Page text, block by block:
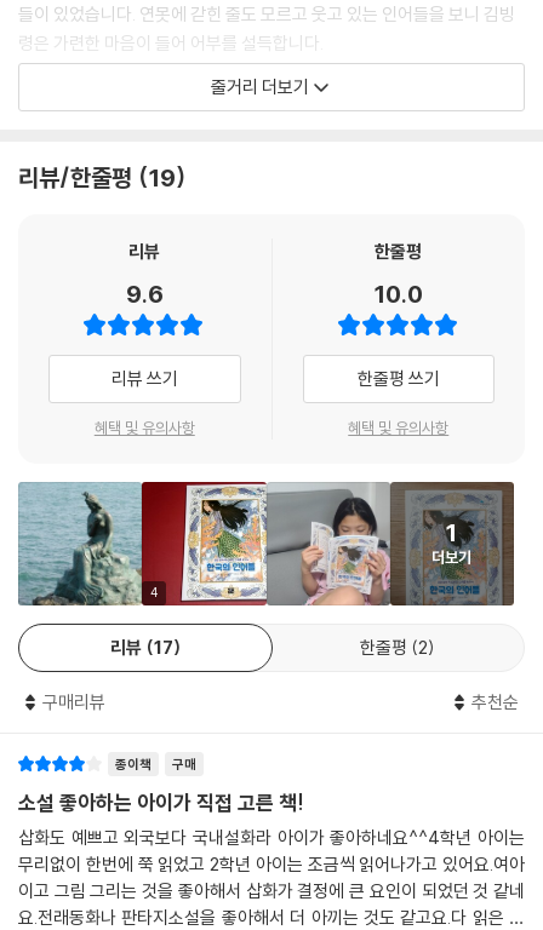
들이 있었습니다. 연못에 갇힌 줄도 모르고 웃고 있는 인어들을 보니 김빙
령은 가련한 마음이 들어 어부를 설득합니다.
2. 거문도 | 신지께가 된 은갈치
때는 지느러미로 헤엄치지 말고 꼬리로 걸으라고 말합니다.
3. 도초도 | 인어를 구한 명씨
니다. 인어를 바다로 돌려보내 준 명씨, 그리고 얼마 후 명씨는 부둣가를 걷
다가 일전의 인어를 다시 만나게 됩니다.
4. 부산 | 동백섬 인어 공주 황옥
동백꽃이 화사하게 피는 섬에는 황금알에서 태어난 왕이 살았습니다. 왕은
있는 나란다 나라에도 아름다운 공주가 살고 있었습니다.
5. 『해동역사』 | 고구려 여인 인어
아주 먼 옛날 사도라는 남자가 배를 타고 고구려에 가고 있었습니다. 남자
는 바닷가에서 한 여인이 홀로 앉아 있는 것을 보았습니다. 흑단처럼 검은
머리카락을 길게 늘어뜨린 여인의 팔꿈치에 희미한 붉은 지느러미가 나 있
었습니다.
6. 울산 | 춘도의 인어 공주
놀라운 것이 잡혔습니다. 초록색 비늘이 달려 있고 상반신은 사람인 인어
였습니다. 어부들은 인어를 잡으면 부자가 된다며 한껏 들떴지만 어부의
생각은 달랐습니다.
7. 제주 | 굼둘애기물의 인어
깊고 깊은 귀덕 앞바다에 귀여운 인어가 살고 있었습니다. 인어는 인간 마
줄거리 더보기
리뷰/한줄평 19
리뷰
9.6
리뷰 쓰기
혜택 및 유의사항
한줄평
10.0
한줄평 쓰기
혜택 및 유의사항
4
1
더보기
리뷰 17 한줄평 2
구매리뷰 추천순
종이책 구매
소설 좋아하는 아이가 직접 고른 책!
삽화도 예쁘고 외국보다 국내설화라 아이가 좋아하네요^^4학년 아이는
무리없이 한번에 쭉 읽었고 2학년 아이는 조금씩 읽어나가고 있어요.여아
이고 그림 그리는 것을 좋아해서 삽화가 결정에 큰 요인이 되었던 것 같네
요.전래동화나 판타지소설을 좋아해서 더 아끼는 것도 같고요.다 읽은 지